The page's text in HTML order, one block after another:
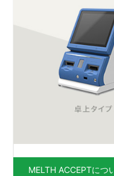
MELTH ACCEPTにつ